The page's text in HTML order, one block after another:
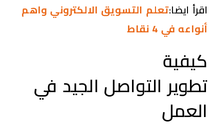
اقرأ ايضا:تعلم التسويق الالكتروني واهم
أنواعه في 4 نقاط
كيفية
تطوير التواصل الجيد في
العمل